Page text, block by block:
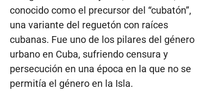
conocido como el precursor del “cubatón”,
una variante del reguetón con raíces
cubanas. Fue uno de los pilares del género
urbano en Cuba, sufriendo censura y
persecución en una época en la que no se
permitía el género en la Isla.